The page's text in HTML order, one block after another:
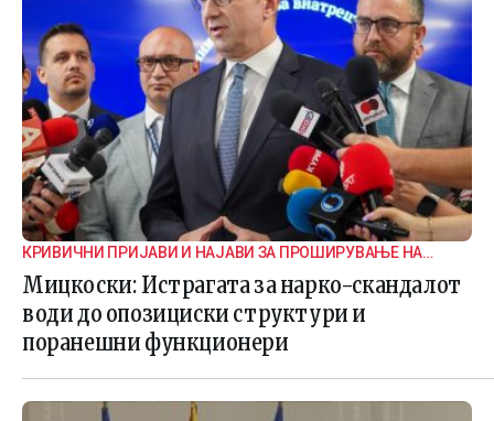
КРИВИЧНИ ПРИЈАВИ И НАЈАВИ ЗА ПРОШИРУВАЊЕ НА
ИСТРАГАТА
Мицкоски: Истрагата за нарко-скандалот
води до опозициски структури и
поранешни функционери